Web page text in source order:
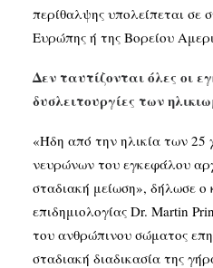
περίθαλψης υπολείπεται σε
Ευρώπης ή της Βορείου
Δεν ταυτίζονται όλες οι
δυσλειτουργίες των
«Ήδη από την ηλικία των 25
νευρώνων του εγκεφάλου
σταδιακή μείωση», δήλωσε ο
επιδημιολογίας Dr. Martin
του ανθρώπινου σώματος
σταδιακή διαδικασία της